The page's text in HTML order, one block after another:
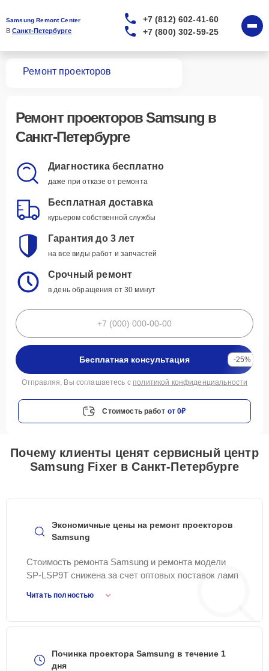
Samsung Remont Center
В Санкт-Петербурге
+7 (812) 602-41-60
+7 (800) 302-59-25
Ремонт проекторов
Ремонт проекторов Samsung в
Санкт-Петербурге
Диагностика бесплатно
даже при отказе от ремонта
Бесплатная доставка
курьером собственной службы
Гарантия до 3 лет
на все виды работ и запчастей
Срочный ремонт
в день обращения от 30 минут
Бесплатная консультация -25%
Отправляя, Вы соглашаетесь с политикой конфиденциальности
Стоимость работ от 0₽
Почему клиенты ценят сервисный центр
Samsung Fixer в Санкт-Петербурге
Экономичные цены на ремонт проекторов
Samsung
Стоимость ремонта Samsung и ремонта модели
SP-LSP9T снижена за счет оптовых поставок ламп
Читать полностью
Починка проектора Samsung в течение 1
дня